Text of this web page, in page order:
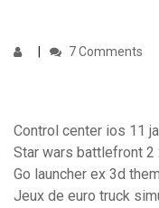
7 Comments
Control center ios 11
Star wars battlefront 2
Go launcher ex 3d
Jeux de euro truck